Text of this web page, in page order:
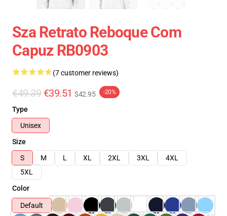
Sza Retrato Reboque Com
Capuz RB0903
(7 customer reviews)
€49.39 €39.51 $42.95 -20%
Type
Unisex
Size
S
M L XL 2XL 3XL
4XL
5XL
Color
Default